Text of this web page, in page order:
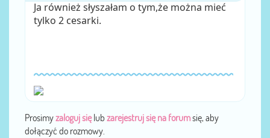
Ja również słyszałam o tym,że można mieć
tylko 2 cesarki.
Prosimyzaloguj sięlub zarejestruj się na forumsię, aby
dołączyć do rozmowy.